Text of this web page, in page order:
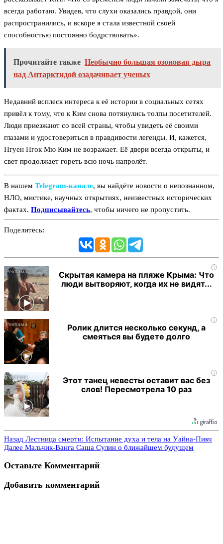
всегда работаю. Увидев, что слухи оказались правдой, они
распространились, и вскоре я стала известной своей
способностью постоянно бодрствовать».
Прочитайте также Необычно большая озоновая дыра
над Антарктидой озадачивает ученых
Недавний всплеск интереса к её истории в социальных сетях
привёл к тому, что к Ким снова потянулись толпы посетителей.
Люди приезжают со всей страны, чтобы увидеть её своими
глазами и удостовериться в правдивости легенды. И, кажется,
Нгуен Нгок Мю Ким не возражает. Её двери всегда открыты, и
свет продолжает гореть всю ночь напролёт.
В нашем Telegram‑канале, вы найдёте новости о непознанном,
НЛО, мистике, научных открытиях, неизвестных исторических
фактах. Подписывайтесь, чтобы ничего не пропустить.
Поделитесь:
i
Скрытая камера на пляже Крыма: Что
люди вытворяют, когда их не видят...
i
Ролик длится несколько секунд, а
смеяться вы будете долго
i
Этот танец невесты оставит вас без
слов! Пересмотрела 10 раз
Назад Лестница смерти: Испытание духа и тела на Уайна-Пикч
Далее Мальчик-Ванга Саша Сулин о ближайшем будущем
Оставьте Комментарий
Добавить комментарий